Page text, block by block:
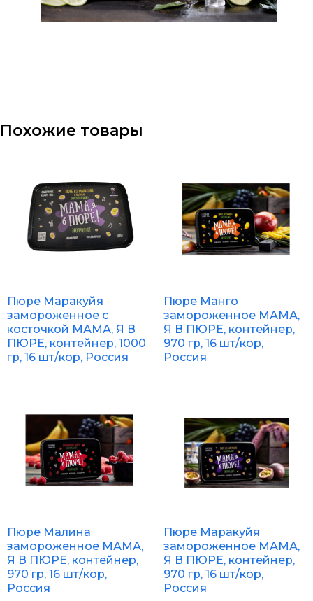
Похожие товары
Пюре Маракуйя
замороженное с
косточкой МАМА, Я В
ПЮРЕ, контейнер, 1000
гр, 16 шт/кор, Россия
Пюре Манго
замороженное МАМА,
Я В ПЮРЕ, контейнер,
970 гр, 16 шт/кор,
Россия
Пюре Малина
замороженное МАМА,
Я В ПЮРЕ, контейнер,
970 гр, 16 шт/кор,
Россия
Пюре Маракуйя
замороженное МАМА,
Я В ПЮРЕ, контейнер,
970 гр, 16 шт/кор,
Россия